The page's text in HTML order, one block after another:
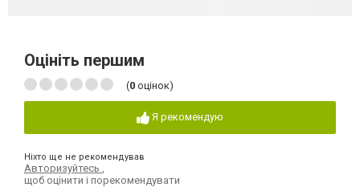
Оцініть першим
(0 оцінок)
Я рекомендую
Ніхто ще не рекомендував
Авторизуйтесь
щоб оцінити і порекомендувати